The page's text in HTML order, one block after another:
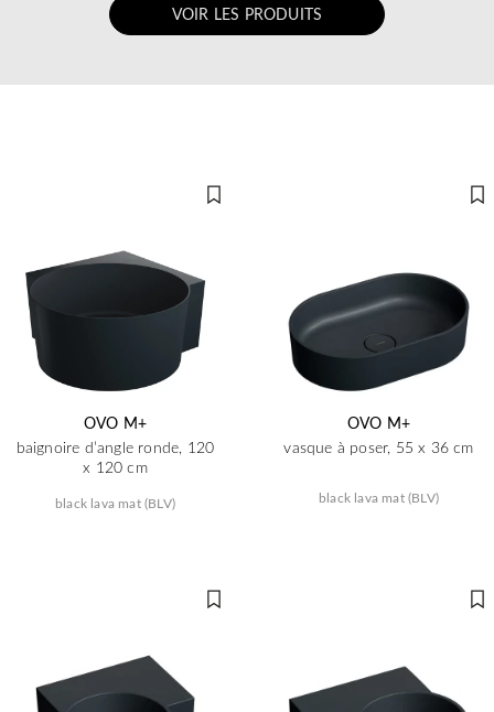
VOIR LES PRODUITS
OVO M+
baignoire d’angle ronde, 120
x 120 cm
black lava mat (BLV)
OVO M+
vasque à poser, 55 x 36 cm
black lava mat (BLV)